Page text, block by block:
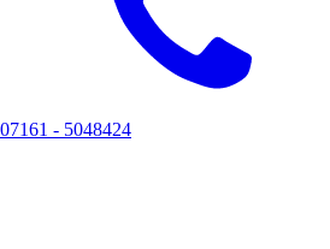
07161 - 5048424